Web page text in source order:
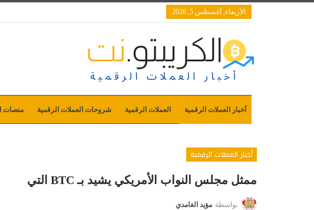
الأربعاء, أغسطس 5, 2026
أخبار العملات الرقمية العملات الرقمية شروحات العملات الرقمية منصات
أخبار العملات الرقمية
ممثل مجلس النواب الأمريكي يشيد بـ BTC التي
بواسطة مؤيد الغامدي